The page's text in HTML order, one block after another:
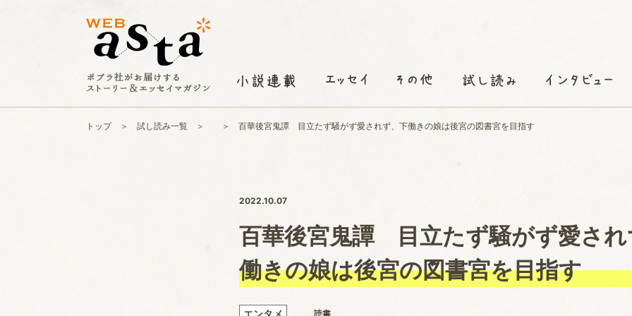
トップ 試し読み一覧 百華後宮鬼譚 目立たず騒がず愛されず、下働きの娘は後宮の図書宮を目指す
2022.10.07
百華後宮鬼譚 目立たず騒がず愛され
働きの娘は後宮の図書宮を目指す
エンタメ 読書